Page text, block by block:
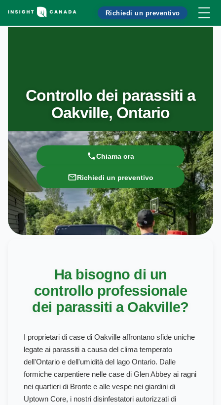
Richiedi un preventivo
Controllo dei parassiti a
Oakville, Ontario
Chiama ora
Richiedi un preventivo
Ha bisogno di un
controllo professionale
dei parassiti a Oakville?
I proprietari di case di Oakville affrontano sfide uniche
legate ai parassiti a causa del clima temperato
dell'Ontario e dell'umidità del lago Ontario. Dalle
formiche carpentiere nelle case di Glen Abbey ai ragni
nei quartieri di Bronte e alle vespe nei giardini di
Uptown Core, i nostri disinfestatori autorizzati di